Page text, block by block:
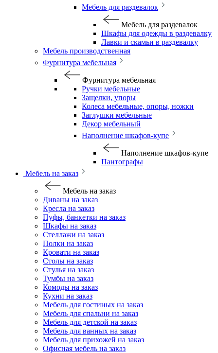
Мебель для раздевалок
Мебель для раздевалок
Шкафы для одежды в раздевалку
Лавки и скамьи в раздевалку
Мебель производственная
Фурнитура мебельная
Фурнитура мебельная
Ручки мебельные
Защелки, упоры
Колеса мебельные, опоры, ножки
Заглушки мебельные
Декор мебельный
Наполнение шкафов-купе
Наполнение шкафов-купе
Пантографы
Мебель на заказ
Мебель на заказ
Диваны на заказ
Кресла на заказ
Пуфы, банкетки на заказ
Шкафы на заказ
Стеллажи на заказ
Полки на заказ
Кровати на заказ
Столы на заказ
Стулья на заказ
Тумбы на заказ
Комоды на заказ
Кухни на заказ
Мебель для гостиных на заказ
Мебель для спальни на заказ
Мебель для детской на заказ
Мебель для ванных на заказ
Мебель для прихожей на заказ
Офисная мебель на заказ